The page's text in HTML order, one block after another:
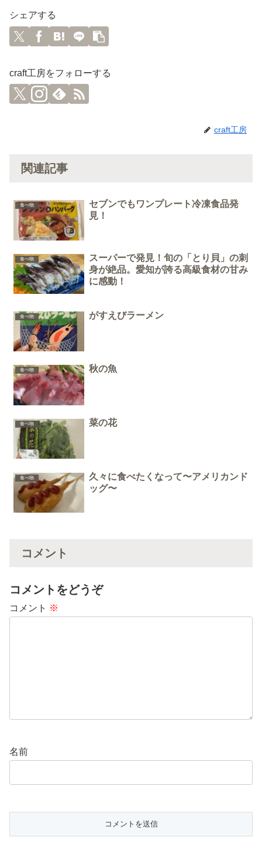
シェアする
craft工房をフォローする
craft工房
関連記事
食べ物
セブンでもワンプレート冷凍食品発
見！
食べ物
スーパーで発見！旬の「とり貝」の刺
身が絶品。愛知が誇る高級食材の甘み
に感動！
食べ物 がすえびラーメン
食べ物 秋の魚
食べ物 菜の花
食べ物
久々に食べたくなって〜アメリカンド
ッグ〜
コメント
コメントをどうぞ
コメント ※
名前